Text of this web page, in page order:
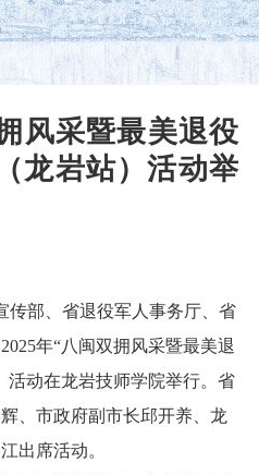
风采暨最美退役
龙岩站）活动举
部、省退役军人事务厅、省
年“八闽双拥风采暨最美退
活动在龙岩技师学院举行。省
、市政府副市长邱开养、龙
出席活动。